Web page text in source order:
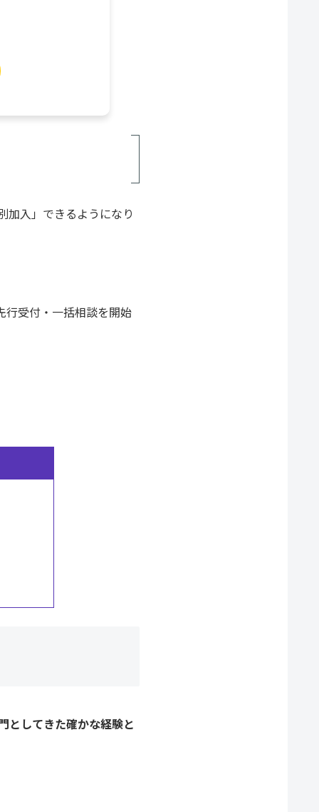
加入」できるようになり
行受付・一括相談を開始
としてきた確かな経験と